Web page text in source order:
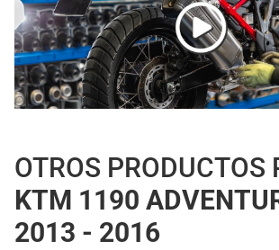
OTROS PRODUCTOS
KTM 1190
2013 - 2016